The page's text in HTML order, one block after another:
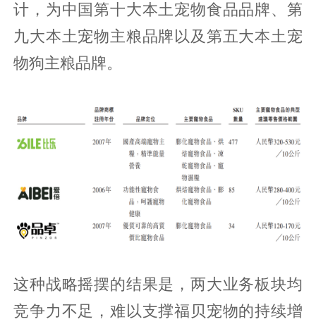
计，为中国第十大本土宠物食品品牌、第
九大本土宠物主粮品牌以及第五大本土宠
物狗主粮品牌。
这种战略摇摆的结果是，两大业务板块均
竞争力不足，难以支撑福贝宠物的持续增